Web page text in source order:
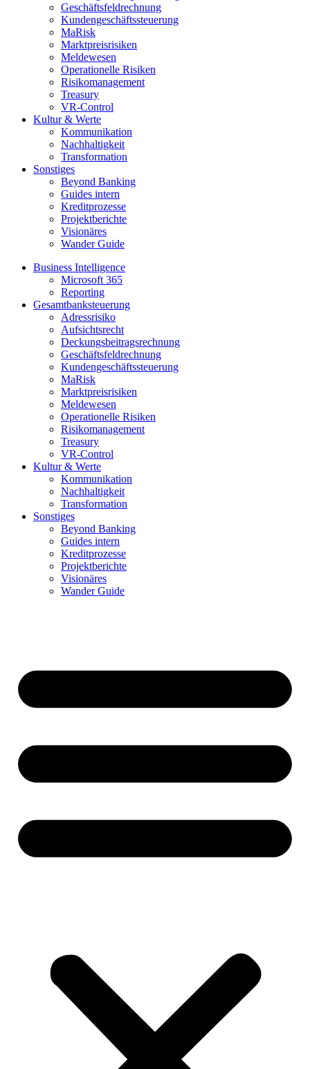
Geschäftsfeldrechnung
Kundengeschäftssteuerung
MaRisk
Marktpreisrisiken
Meldewesen
Operationelle Risiken
Risikomanagement
Treasury
VR-Control
Kultur & Werte
Kommunikation
Nachhaltigkeit
Transformation
Sonstiges
Beyond Banking
Guides intern
Kreditprozesse
Projektberichte
Visionäres
Wander Guide
Business Intelligence
Microsoft 365
Reporting
Gesamtbanksteuerung
Adressrisiko
Aufsichtsrecht
Deckungsbeitragsrechnung
Geschäftsfeldrechnung
Kundengeschäftssteuerung
MaRisk
Marktpreisrisiken
Meldewesen
Operationelle Risiken
Risikomanagement
Treasury
VR-Control
Kultur & Werte
Kommunikation
Nachhaltigkeit
Transformation
Sonstiges
Beyond Banking
Guides intern
Kreditprozesse
Projektberichte
Visionäres
Wander Guide